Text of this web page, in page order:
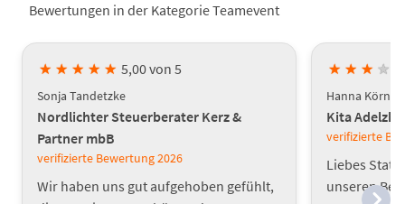
Bewertungen in der Kategorie Teamevent
★ ★ ★ ★ ★ 5,00 von 5
Sonja Tandetzke
Nordlichter Steuerberater Kerz &
Partner mbB
verifizierte Bewertung2026
Wir haben uns gut aufgehoben gefühlt,
★ ★ ★ ★
Hanna Körner
Kita
verifizierte
Liebes
unseren